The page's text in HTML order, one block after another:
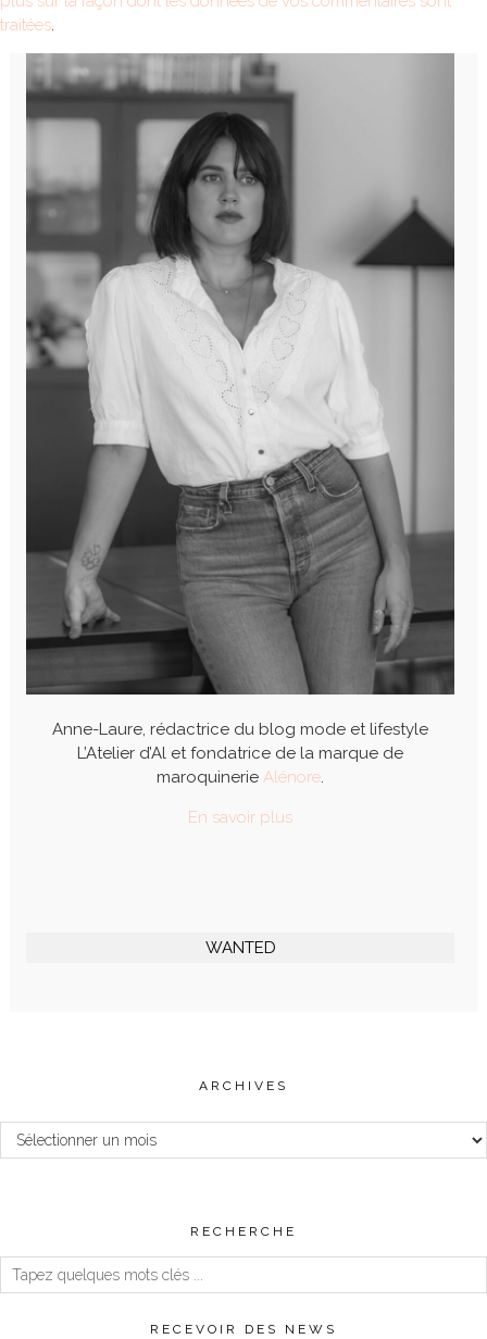
traitées.
Anne-Laure, rédactrice du blog mode et lifestyle
L’Atelier d’Al et fondatrice de la marque de
maroquinerie Alénore.
En savoir plus
WANTED
ARCHIVES
Archives
RECHERCHE
RECEVOIR DES NEWS